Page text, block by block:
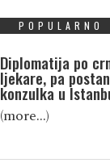
POPULARNO
Diplomatija po
ljekare, pa
konzulka u
(more…)